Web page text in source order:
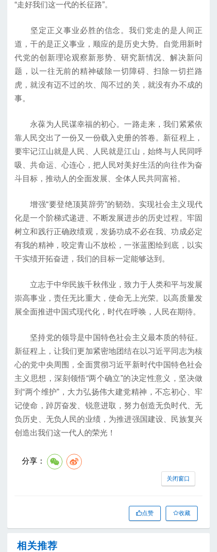
“走好我们这一代的长征路”。
坚定正义事业必胜的信念。我们党走的是人间正
道，干的是正义事业，顺应的是历史大势。自觉用新时
代党的创新理论观察新形势、研究新情况、解决新问
题，以一往无前的精神破除一切障碍、扫除一切拦路
虎，就没有迈不过的坎、闯不过的关，就没有办不成的
事。
永葆为人民谋幸福的初心。一路走来，我们紧紧依
靠人民交出了一份又一份载入史册的答卷。新征程上，
要牢记江山就是人民、人民就是江山，始终与人民同呼
吸、共命运、心连心，把人民对美好生活的向往作为奋
斗目标，推动人的全面发展、全体人民共同富裕。
增强“要登绝顶莫辞劳”的韧劲。实现社会主义现代
化是一个阶梯式递进、不断发展进步的历史过程。牢固
树立和践行正确政绩观，发扬功成不必在我、功成必定
有我的精神，咬定青山不放松，一张蓝图绘到底，以实
干实绩开拓奋进，我们的目标一定能够达到。
立志于中华民族千秋伟业，致力于人类和平与发展
崇高事业，责任无比重大，使命无上光荣。以高质量发
展全面推进中国式现代化，时代在呼唤，人民在期待。
坚持党的领导是中国特色社会主义最本质的特征。
新征程上，让我们更加紧密地团结在以习近平同志为核
心的党中央周围，全面贯彻习近平新时代中国特色社会
主义思想，深刻领悟“两个确立”的决定性意义，坚决做
到“两个维护”，大力弘扬伟大建党精神，不忘初心、牢
记使命，踔厉奋发、锐意进取，努力创造无负时代、无
负历史、无负人民的业绩，为推进强国建设、民族复兴
创造出我们这一代人的荣光！
分享：
关闭窗口
点赞 收藏
相关推荐